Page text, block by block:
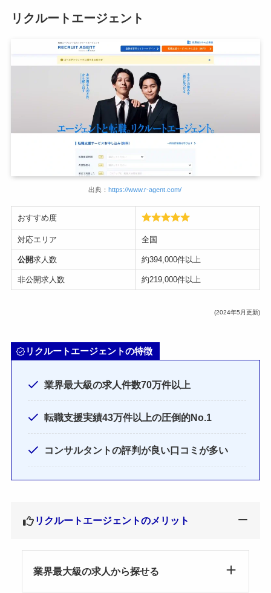
リクルートエージェント
出典：https://www.r-agent.com/
おすすめ度
対応エリア 全国
公開求人数 約394,000件以上
非公開求人数 約219,000件以上
(2024年5月更新)
リクルートエージェントの特徴
業界最大級の求人件数70万件以上
転職支援実績43万件以上の圧倒的No.1
コンサルタントの評判が良い口コミが多い
リクルートエージェントのメリット
業界最大級の求人から探せる